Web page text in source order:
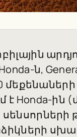
ն,
Honda-ին